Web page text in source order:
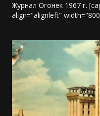
Журнал Огонек 1967 г.
align="alignleft"